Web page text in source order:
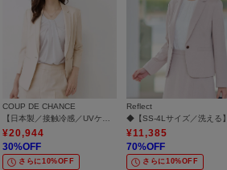
COUP DE CHANCE
【日本製／接触冷感／UVケア／手洗い可】リネンライクテーラードジャケット
¥20,944
30%OFF
さらに10%OFF
Reflect
¥11,385
70%OFF
さらに10%OFF